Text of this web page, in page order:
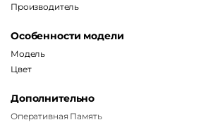
Производитель
Особенности модели
Модель
Цвет
Дополнительно
Оперативная Память